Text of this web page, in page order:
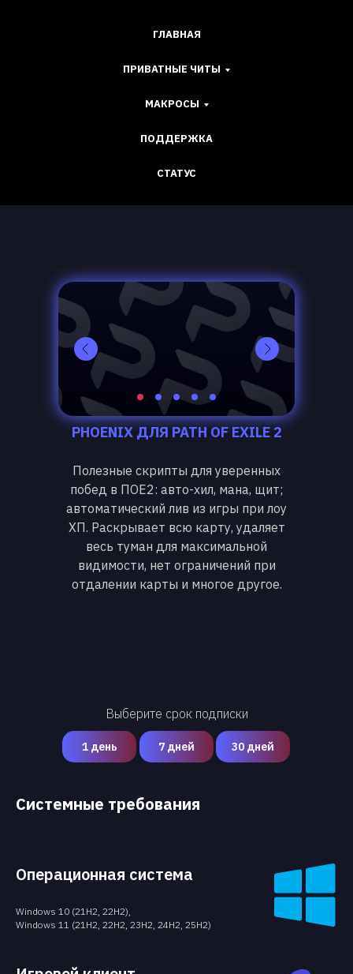
ГЛАВНАЯ
ПРИВАТНЫЕ ЧИТЫ
МАКРОСЫ
ПОДДЕРЖКА
СТАТУС
PHOENIX ДЛЯ PATH OF EXILE 2
Выберите срок подписки
1 день
Полезные скрипты для уверенных
побед в ПОЕ2: авто-хил, мана, щит;
автоматический лив из игры при лоу
ХП. Раскрывает всю карту, удаляет
весь туман для максимальной
видимости, нет ограничений при
отдалении карты и многое другое.
7 дней 30 дней
Системные требования
Операционная система
Windows 10 (21H2, 22H2),
Windows 11 (21H2, 22H2, 23H2, 24H2, 25H2)